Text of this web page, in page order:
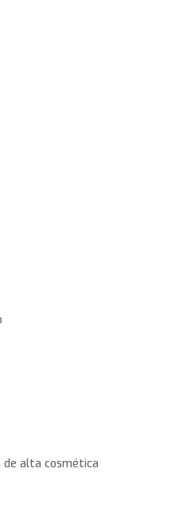
de alta cosmética